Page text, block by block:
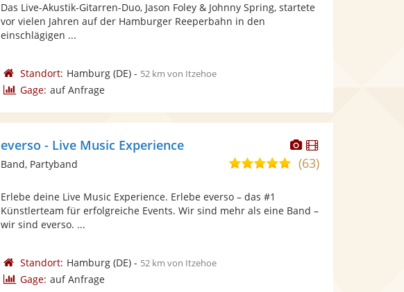
bereit.
5
Das Live-Akustik-Gitarren-Duo, Jason Foley & Johnny Spring, startete
vor vielen Jahren auf der Hamburger Reeperbahn in den
einschlägigen ...
Standort: Hamburg(DE)- 52 km von Itzehoe
Gage: auf Anfrage
Dieser
Künstler
stellt
bereit.
Dieser
Künstler
everso - Live Music Experience
5,0
Sternen
(63)
Band, Partyband
Erlebe deine Live Music Experience. Erlebe everso – das #1
Künstlerteam für erfolgreiche Events. Wir sind mehr als eine Band –
wir sind everso. ...
Standort: Hamburg(DE)- 52 km von Itzehoe
Gage: auf Anfrage